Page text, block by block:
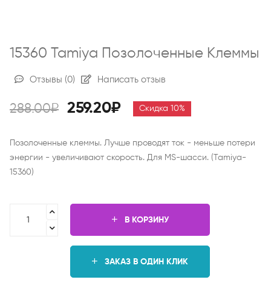
15360 Tamiya Позолоченные Клеммы
Отзывы (0) Написать отзыв
288.00₽ 259.20₽ Скидка 10%
Позолоченные клеммы. Лучше проводят ток - меньше потери
энергии - увеличивают скорость. Для MS-шасси. (Tamiya-
15360)
В КОРЗИНУ
ЗАКАЗ В ОДИН КЛИК